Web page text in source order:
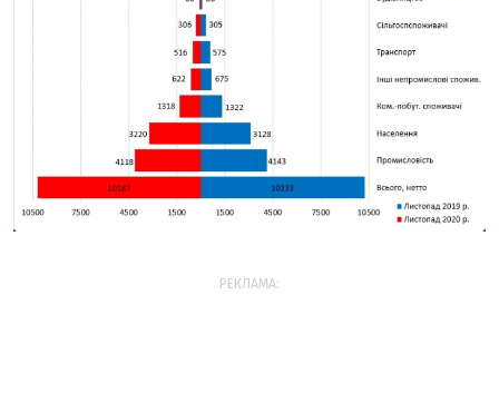
РЕКЛАМА: